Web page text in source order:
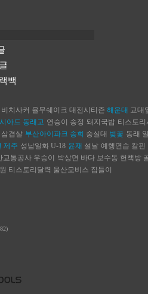
백
비치사커 율무쉐이크 대전시티즌 해운대 교대
아드 동래고 연승이 송정 돼지국밥 티스토
삼겹살 부산아이파크 송희 숭실대 벚꽃 동래
제주 성남일화 U-18 윤재 설날 예행연습 칼핀
교통공사 우승이 박상면 바다 보수동 헌책방
티스토리달력 울산모비스 집들이